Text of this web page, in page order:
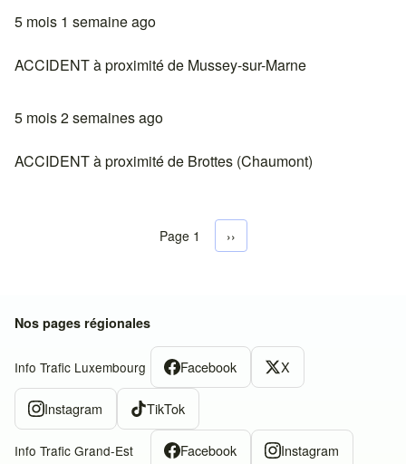
5 mois 1 semaine ago
ACCIDENT à proximité de Mussey-sur-Marne
5 mois 2 semaines ago
ACCIDENT à proximité de Brottes (Chaumont)
Pagination
Page 1 Next page
››
Nos pages régionales
Info Trafic Luxembourg Facebook X
Instagram TikTok
Info Trafic Grand-Est Facebook Instagram